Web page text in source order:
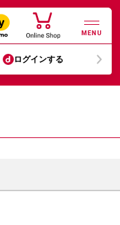
MENU
ログインする